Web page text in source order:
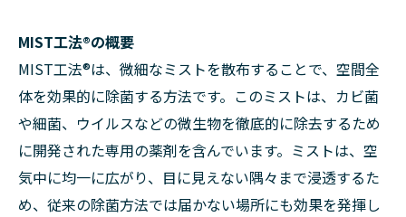
MIST工法®の概要
MIST工法®は、微細なミストを散布することで、空間全
体を効果的に除菌する方法です。このミストは、カビ菌
や細菌、ウイルスなどの微生物を徹底的に除去するため
に開発された専用の薬剤を含んでいます。ミストは、空
気中に均一に広がり、目に見えない隅々まで浸透するた
め、従来の除菌方法では届かない場所にも効果を発揮し